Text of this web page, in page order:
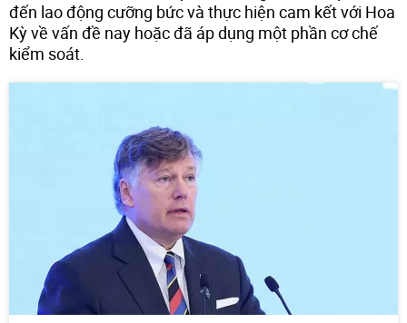
đến lao động cưỡng bức và thực hiện cam kết với Hoa
Kỳ về vấn đề nay hoặc đã áp dụng một phần cơ chế
kiểm soát.